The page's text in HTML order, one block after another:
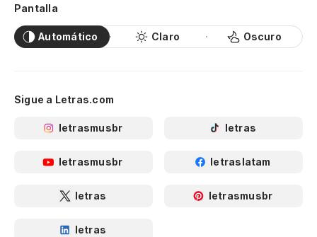
Pantalla
Automático Claro Oscuro
Sigue a Letras.com
letrasmusbr letras
letrasmusbr letraslatam
letras letrasmusbr
letras